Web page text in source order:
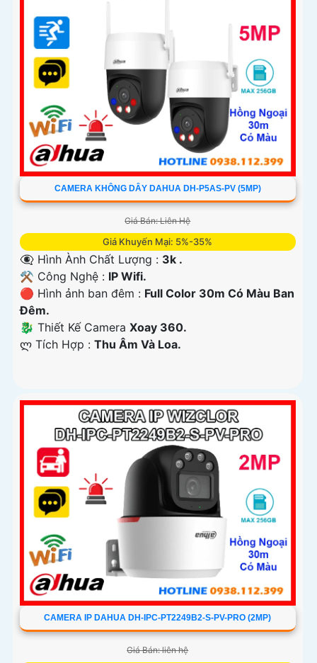
CAMERA KHÔNG DÂY DAHUA DH-P5AS-PV (5MP)
Giá Bán: Liên Hệ
Giá Khuyến Mại: 5%-35%
👁️‍🗨 Hình Ành Chất Lượng : 3k .
⚒ Công Nghệ : IP Wifi.
🔴 Hình ảnh ban đêm : Full Color 30m Có Màu Ban
Ðêm.
🐉️ Thiết Kế Camera Xoay 360.
️ლ Tích Hợp : Thu Âm Và Loa.
CAMERA IP DAHUA DH-IPC-PT2249B2-S-PV-PRO (2MP)
Giá Bán: liên hệ